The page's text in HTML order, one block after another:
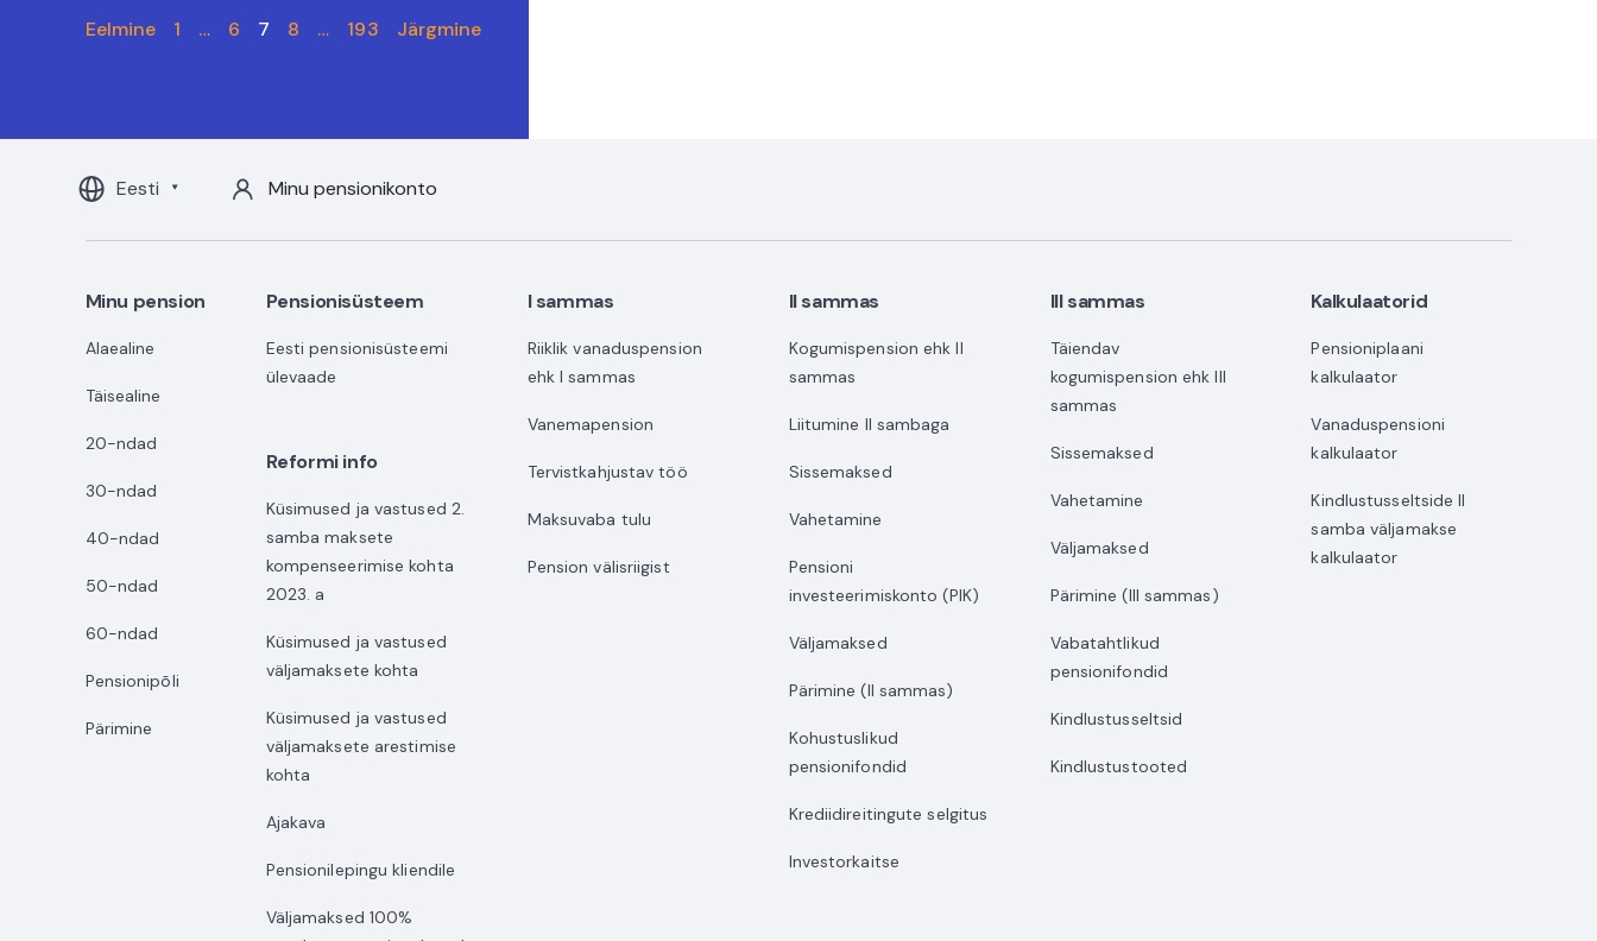
Eelmine 1 … 6 7 8 … 193 Järgmine
Eesti Minu pensionikonto
Minu pension
Alaealine
Täisealine
20-ndad
30-ndad
40-ndad
50-ndad
60-ndad
Pensionipõli
Pärimine
Pensionisüsteem
Eesti pensionisüsteemi
ülevaade
Reformi info
Küsimused ja vastused 2.
samba maksete
kompenseerimise kohta
2023. a
Küsimused ja vastused
väljamaksete kohta
Küsimused ja vastused
väljamaksete arestimise
kohta
Ajakava
Pensionilepingu kliendile
Väljamaksed 100%
I sammas
Riiklik vanaduspension
ehk I sammas
Vanemapension
Tervistkahjustav töö
Maksuvaba tulu
Pension välisriigist
II sammas
Kogumispension ehk II
sammas
Liitumine II sambaga
Sissemaksed
Vahetamine
Pensioni
investeerimiskonto (PIK)
Väljamaksed
Pärimine (II sammas)
Kohustuslikud
pensionifondid
Krediidireitingute selgitus
Investorkaitse
III sammas
Täiendav
kogumispension ehk III
sammas
Sissemaksed
Vahetamine
Väljamaksed
Pärimine (III sammas)
Vabatahtlikud
pensionifondid
Kindlustusseltsid
Kindlustustooted
Kalkulaatorid
Pensioniplaani
kalkulaator
Vanaduspensioni
kalkulaator
Kindlustusseltside II
samba väljamakse
kalkulaator